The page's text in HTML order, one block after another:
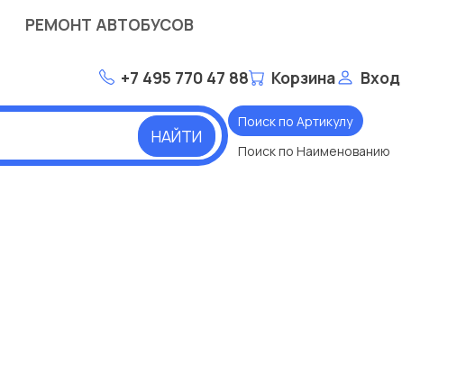
РЕМОНТ АВТОБУСОВ
+7 495 770 47 88 Корзина Вход
НАЙТИ
Поиск по Артикулу
Поиск по Наименованию